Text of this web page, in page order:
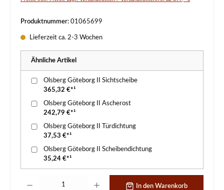
Produktnummer: 01065699
Lieferzeit ca. 2-3 Wochen
Ähnliche Artikel
Olsberg Göteborg II Sichtscheibe
365,32 €*¹
Olsberg Göteborg II Ascherost
242,79 €*¹
Olsberg Göteborg II Türdichtung
37,53 €*¹
Olsberg Göteborg II Scheibendichtung
35,24 €*¹
In den Warenkorb